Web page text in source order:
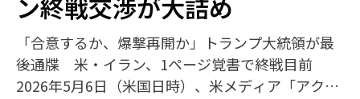
ン終戦交渉が大詰め
「合意するか、爆撃再開か」トランプ大統領が最
後通牒 米・イラン、1ページ覚書で終戦目前
2026年5月6日（米国日時）、米メディア「アクシ